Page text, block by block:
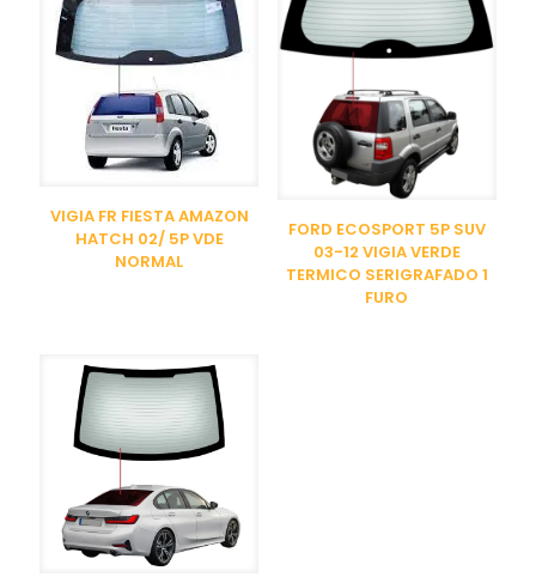
VIGIA FR FIESTA AMAZON
HATCH 02/ 5P VDE
NORMAL
FORD ECOSPORT 5P SUV
03-12 VIGIA VERDE
TERMICO SERIGRAFADO 1
FURO